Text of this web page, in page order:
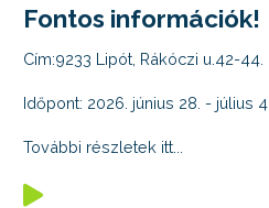
Fontos információk!
Cím:9233 Lipót, Rákóczi u.42-44.
Időpont: 2026. június 28. - július 4.
További részletek itt...